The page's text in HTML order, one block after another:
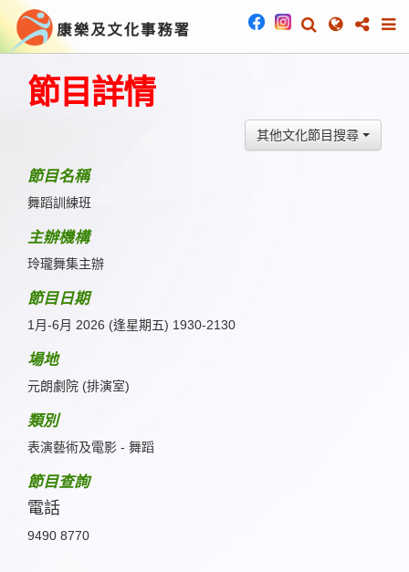
節目詳情
其他文化節目搜尋
節目名稱
舞蹈訓練班
主辦機構
玲瓏舞集主辦
節目日期
1月-6月 2026 (逢星期五) 1930-2130
場地
元朗劇院 (排演室)
類別
表演藝術及電影 - 舞蹈
節目查詢
電話
9490 8770